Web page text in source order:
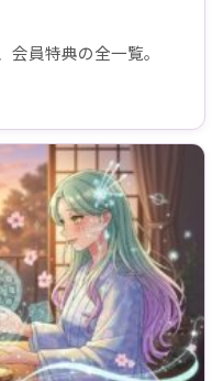
員特典の全一覧。